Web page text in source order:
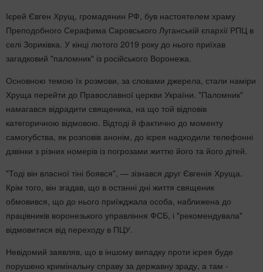
Ієрей Євген Хрущ, громадянин РФ, був настоятелем храму
Преподобного Серафима Саровського Луганській єпархії РПЦ в
селі Зориківка. У кінці лютого 2019 року до нього приїхав
загадковий "паломник" із російського Воронежа.
Основною темою їх розмови, за словами джерела, стали наміри
Хруща перейти до Православної церкви України. "Паломник"
намагався відрадити священика, на що той відповів
категоричною відмовою. Відтоді й фактично до моменту
самогубства, як розповів анонім, до ієрея надходили телефонні
дзвінки з різних номерів із погрозами життю його та його дітей.
"Тоді він власної тіні боявся", — зізнався друг Євгенія Хруща.
Крім того, він згадав, що в останні дні життя священик
обмовився, що до нього приїжджала особа, наближена до
працівників воронезького управління ФСБ, і "рекомендувала"
відмовитися від переходу в ПЦУ.
Невідомий заявляв, що в іншому випадку проти ієрея буде
порушено кримінальну справу за державну зраду, а там -